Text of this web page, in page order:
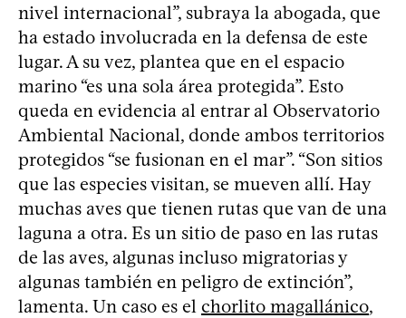
nivel internacional”, subraya la abogada, que
ha estado involucrada en la defensa de este
lugar. A su vez, plantea que en el espacio
marino “es una sola área protegida”. Esto
queda en evidencia al entrar al Observatorio
Ambiental Nacional, donde ambos territorios
protegidos “se fusionan en el mar”. “Son sitios
que las especies visitan, se mueven allí. Hay
muchas aves que tienen rutas que van de una
laguna a otra. Es un sitio de paso en las rutas
de las aves, algunas incluso migratorias y
algunas también en peligro de extinción”,
lamenta. Un caso es el chorlito magallánico,